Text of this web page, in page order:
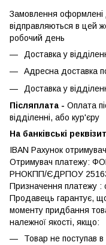
Замовлення
відправляються в цей
робочий день
Доставка у
Адресна доставка
Доставка у
Післяплата - Оплата
відділенні, або кур'єру
На банківські
IBAN Рахунок
Отримувач платежу:
РНОКПП/ЄДРПОУ
Призначення платежу :
Продавець гарантує,
моменту придбання
належної якості, якщо:
Товар не поступав